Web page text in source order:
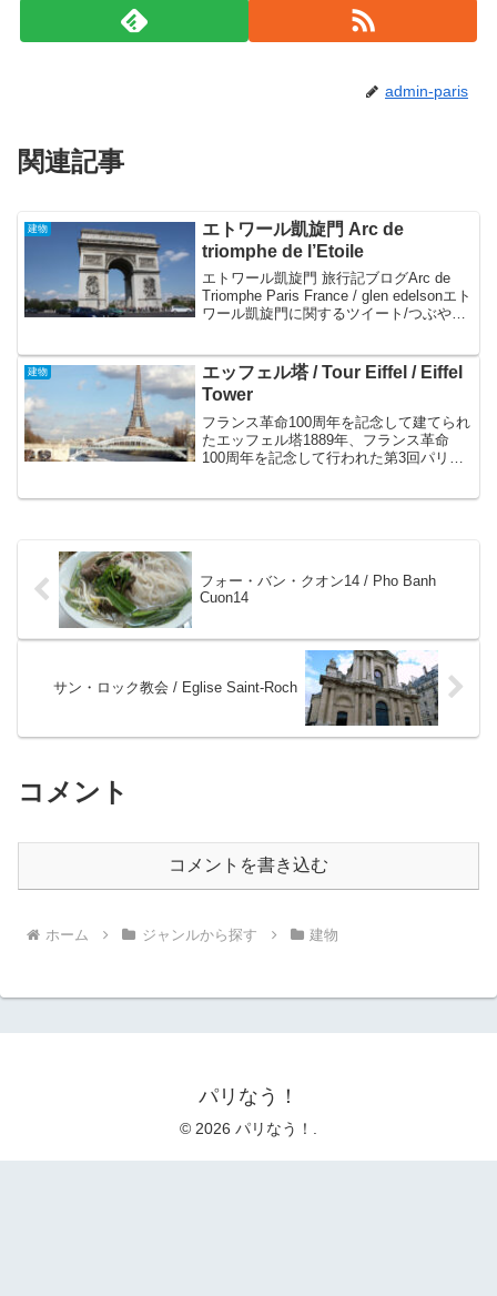
admin-paris
関連記事
建物
エトワール凱旋門 Arc de
triomphe de l’Etoile
エトワール凱旋門 旅行記ブログArc de
Triomphe Paris France / glen edelsonエト
ワール凱旋門に関するツイート/つぶやき
建物
エッフェル塔 / Tour Eiffel / Eiffel
Tower
フランス革命100周年を記念して建てられ
たエッフェル塔1889年、フランス革命
100周年を記念して行われた第3回パリ万
フォー・バン・クオン14 / Pho Banh
Cuon14
サン・ロック教会 / Eglise Saint-Roch
コメント
コメントを書き込む
ホーム ジャンルから探す 建物
パリなう！
© 2026 パリなう！.